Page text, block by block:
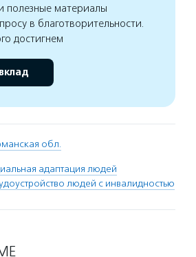
полезные материалы
в благотворительности.
достигнем
обл.
адаптация людей
людей с инвалидностью